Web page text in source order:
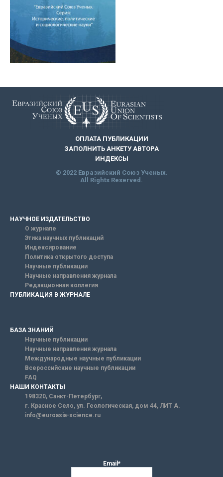
ОПЛАТА ПУБЛИКАЦИИ
ЗАПОЛНИТЬ АНКЕТУ АВТОРА
ИНДЕКСЫ
© 2022 Евразийский Союз Ученых.
All Rights Reserved.
НАУЧНОЕ ИЗДАТЕЛЬСТВО
О журнале
Этика научных публикаций
Индексирование
Политика открытого доступа
Научные публикации
Научные направления журнала
Редакционная коллегия
ПУБЛИКАЦИЯ В ЖУРНАЛЕ
БАЗА ЗНАНИЙ
Научные публикации
Научные направления журнала
Международные научные публикации
Всероссийские научные публикации
FAQ
НАШИ КОНТАКТЫ
198320, Санкт-Петербург,
г. Красное Село, ул. Геологическая, дом 44, ЛИТ А.
info@euroasia-science.ru
Email*